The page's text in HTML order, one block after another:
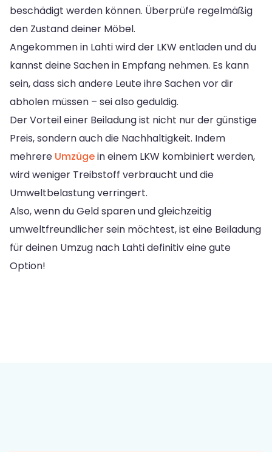
beschädigt werden können. Überprüfe regelmäßig
den Zustand deiner Möbel.
Angekommen in Lahti wird der LKW entladen und du
kannst deine Sachen in Empfang nehmen. Es kann
sein, dass sich andere Leute ihre Sachen vor dir
abholen müssen – sei also geduldig.
Der Vorteil einer Beiladung ist nicht nur der günstige
Preis, sondern auch die Nachhaltigkeit. Indem
mehrere Umzügein einem LKW kombiniert werden,
wird weniger Treibstoff verbraucht und die
Umweltbelastung verringert.
Also, wenn du Geld sparen und gleichzeitig
umweltfreundlicher sein möchtest, ist eine Beiladung
für deinen Umzug nach Lahti definitiv eine gute
Option!